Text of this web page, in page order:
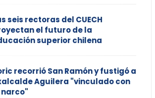
seis rectoras del CUECH
el futuro de la
superior chilena
recorrió San Ramón y fustigó a
Aguilera "vinculado con
narco"